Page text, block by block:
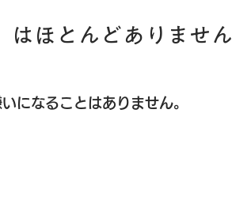
はほとんどありませ
になることはありません。